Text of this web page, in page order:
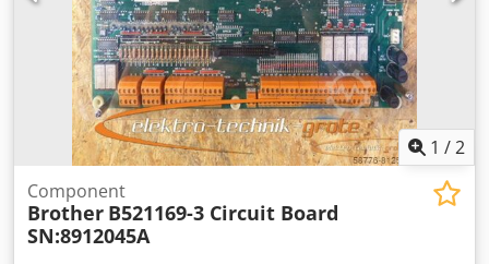
1 /2
Component
Brother B521169-3 Circuit Board
SN:8912045A